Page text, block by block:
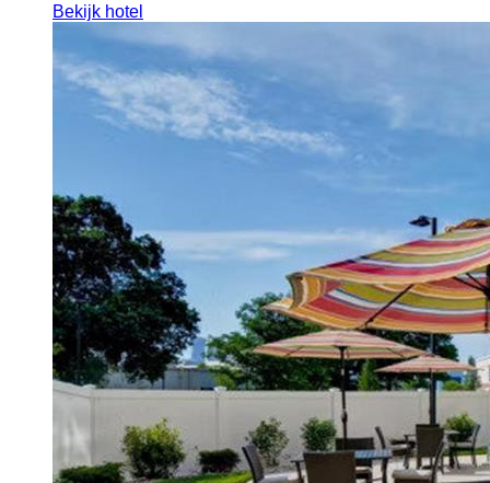
Bekijk hotel